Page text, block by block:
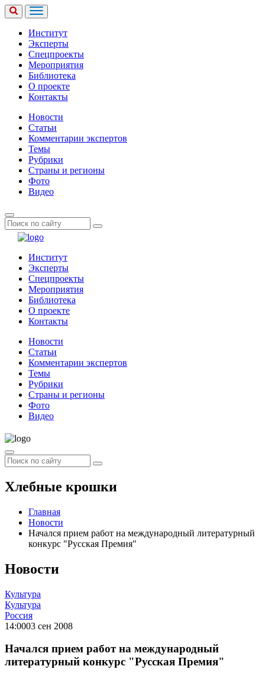
Институт
Эксперты
Спецпроекты
Мероприятия
Библиотека
О проекте
Контакты
Новости
Статьи
Комментарии экспертов
Темы
Рубрики
Страны и регионы
Фото
Видео
Институт
Эксперты
Спецпроекты
Мероприятия
Библиотека
О проекте
Контакты
Новости
Статьи
Комментарии экспертов
Темы
Рубрики
Страны и регионы
Фото
Видео
Хлебные крошки
Главная
Новости
Начался прием работ на международный литературный
конкурс "Русская Премия"
Новости
Культура
Культура
Россия
14:0003 сен 2008
Начался прием работ на международный
литературный конкурс "Русская Премия"